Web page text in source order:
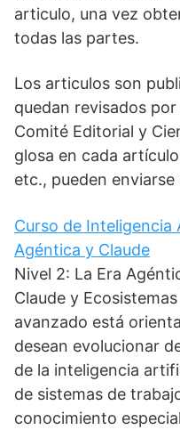
articulo, una vez
todas las partes.
Los articulos son
quedan revisados
Comité Editorial y
glosa en cada
etc., pueden enviarse
Curso de Inteligencia
Agéntica y Claude
Nivel 2: La Era
Claude y
avanzado está
desean evolucionar
de la inteligencia
de sistemas de
conocimiento